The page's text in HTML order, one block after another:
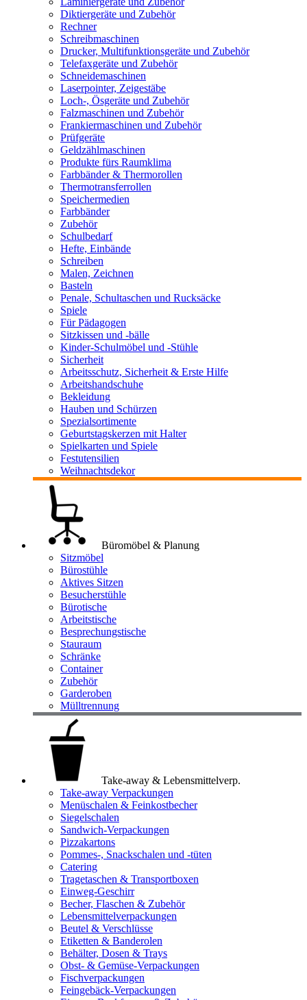
Diktiergeräte und Zubehör
Rechner
Schreibmaschinen
Drucker, Multifunktionsgeräte und Zubehör
Telefaxgeräte und Zubehör
Schneidemaschinen
Laserpointer, Zeigestäbe
Loch-, Ösgeräte und Zubehör
Falzmaschinen und Zubehör
Frankiermaschinen und Zubehör
Prüfgeräte
Geldzählmaschinen
Produkte fürs Raumklima
Farbbänder & Thermorollen
Thermotransferrollen
Speichermedien
Farbbänder
Zubehör
Schulbedarf
Hefte, Einbände
Schreiben
Malen, Zeichnen
Basteln
Penale, Schultaschen und Rucksäcke
Spiele
Für Pädagogen
Sitzkissen und -bälle
Kinder-Schulmöbel und -Stühle
Sicherheit
Arbeitsschutz, Sicherheit & Erste Hilfe
Arbeitshandschuhe
Bekleidung
Hauben und Schürzen
Spezialsortimente
Geburtstagskerzen mit Halter
Spielkarten und Spiele
Festutensilien
Weihnachtsdekor
Büromöbel & Planung
Sitzmöbel
Bürostühle
Aktives Sitzen
Besucherstühle
Bürotische
Arbeitstische
Besprechungstische
Stauraum
Schränke
Container
Zubehör
Garderoben
Mülltrennung
Take-away & Lebensmittelverp.
Take-away Verpackungen
Menüschalen & Feinkostbecher
Siegelschalen
Sandwich-Verpackungen
Pizzakartons
Pommes-, Snackschalen und -tüten
Catering
Tragetaschen & Transportboxen
Einweg-Geschirr
Becher, Flaschen & Zubehör
Lebensmittelverpackungen
Beutel & Verschlüsse
Etiketten & Banderolen
Behälter, Dosen & Trays
Obst- & Gemüse-Verpackungen
Fischverpackungen
Feingebäck-Verpackungen